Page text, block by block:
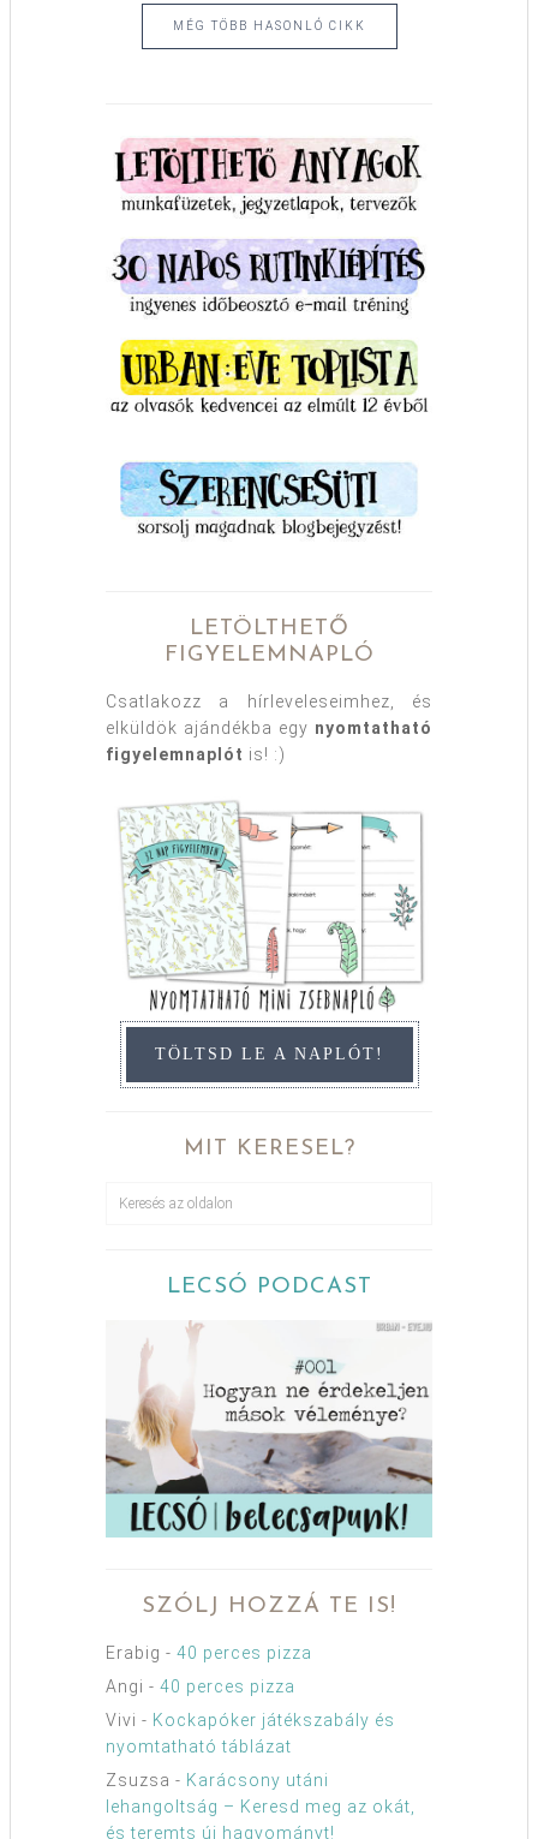
MÉG TÖBB HASONLÓ CIKK
LETÖLTHETŐ
FIGYELEMNAPLÓ
Csatlakozz a hírleveleseimhez, és
elküldök ajándékba egy nyomtatható
figyelemnaplót is! :)
TÖLTSD LE A NAPLÓT!
MIT KERESEL?
LECSÓ PODCAST
SZÓLJ HOZZÁ TE IS!
Erabig - 40 perces pizza
Angi - 40 perces pizza
Vivi - Kockapóker játékszabály és
nyomtatható táblázat
Zsuzsa - Karácsony utáni
lehangoltság – Keresd meg az okát,
és teremts új hagyományt!